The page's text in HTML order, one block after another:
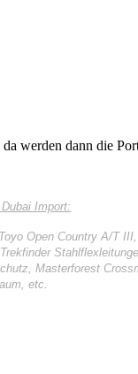
werden dann die
Import:
Open Country A/T
Masterforest
etc.